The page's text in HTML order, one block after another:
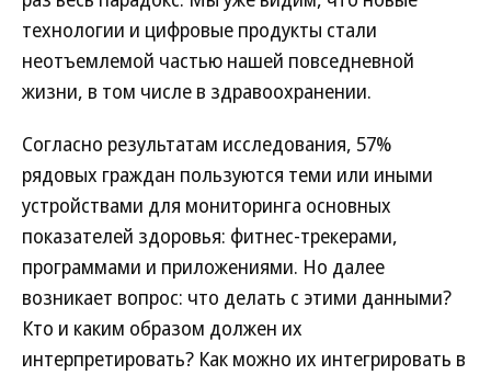
технологии и цифровые продукты стали
неотъемлемой частью нашей повседневной
жизни, в том числе в здравоохранении.
Согласно результатам исследования, 57%
рядовых граждан пользуются теми или иными
устройствами для мониторинга основных
показателей здоровья: фитнес-трекерами,
программами и приложениями. Но далее
возникает вопрос: что делать с этими данными?
Кто и каким образом должен их
интерпретировать? Как можно их интегрировать в